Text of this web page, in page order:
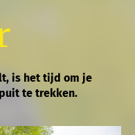
is het tijd om je
te trekken.